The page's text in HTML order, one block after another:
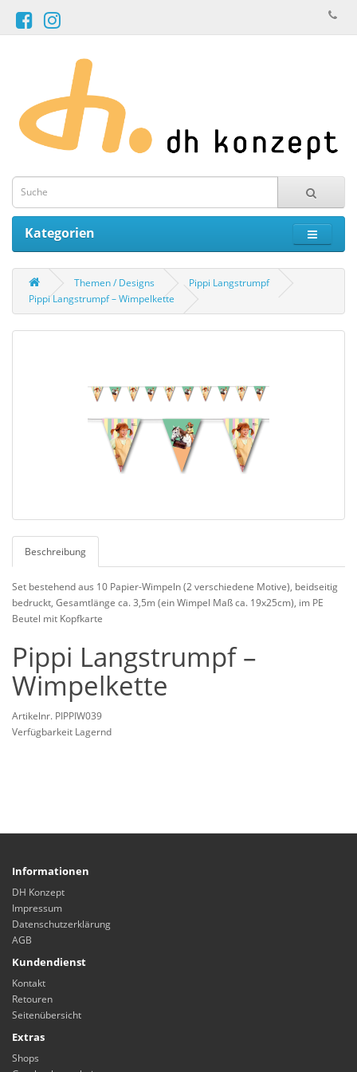
Kategorien
Themen / Designs
Pippi Langstrumpf
Pippi Langstrumpf – Wimpelkette
Beschreibung
Set bestehend aus 10 Papier-Wimpeln (2 verschiedene Motive), beidseitig
bedruckt, Gesamtlänge ca. 3,5m (ein Wimpel Maß ca. 19x25cm), im PE
Beutel mit Kopfkarte
Pippi Langstrumpf –
Wimpelkette
Artikelnr. PIPPIW039
Verfügbarkeit Lagernd
Informationen
DH Konzept
Impressum
Datenschutzerklärung
AGB
Kundendienst
Kontakt
Retouren
Seitenübersicht
Extras
Shops